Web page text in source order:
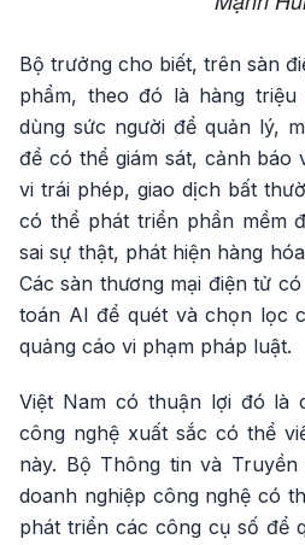
Bộ trưởng cho biết, trên sàn
phẩm, theo đó là hàng
dùng sức người để quản lý,
để có thể giám sát, cảnh báo
vi trái phép, giao dịch bất
có thể phát triển phần mềm
sai sự thật, phát hiện hàng
Các sàn thương mại điện tử
toán AI để quét và chọn lọc
quảng cáo vi phạm pháp luật.
Việt Nam có thuận lợi đó là
công nghệ xuất sắc có thể
này. Bộ Thông tin và
doanh nghiệp công nghệ có
phát triển các công cụ số để